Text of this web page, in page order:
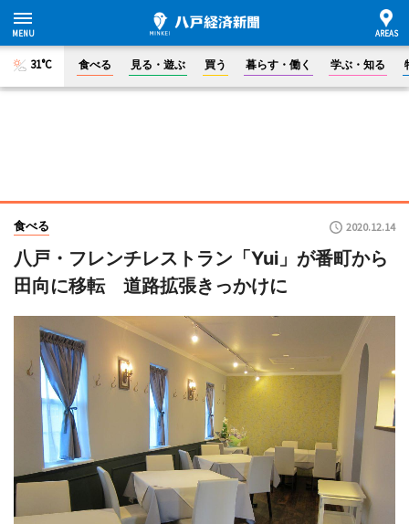
31°C 食べる 見る・遊ぶ 買う 暮らす・働く 学ぶ・知る
食べる 2020.12.14
八戸・フレンチレストラン「Yui」が番町から
田向に移転 道路拡張きっかけに